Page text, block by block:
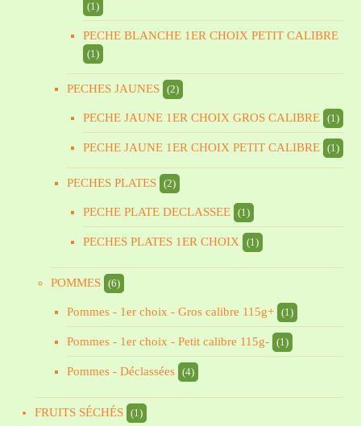
(1)
PECHE BLANCHE 1ER CHOIX PETIT CALIBRE
(1)
PECHES JAUNES (2)
PECHE JAUNE 1ER CHOIX GROS CALIBRE (1)
PECHE JAUNE 1ER CHOIX PETIT CALIBRE (1)
PECHES PLATES (2)
PECHE PLATE DECLASSEE (1)
PECHES PLATES 1ER CHOIX (1)
POMMES (6)
Pommes - 1er choix - Gros calibre 115g+ (1)
Pommes - 1er choix - Petit calibre 115g- (1)
Pommes - Déclassées (4)
FRUITS SÉCHÉS (1)